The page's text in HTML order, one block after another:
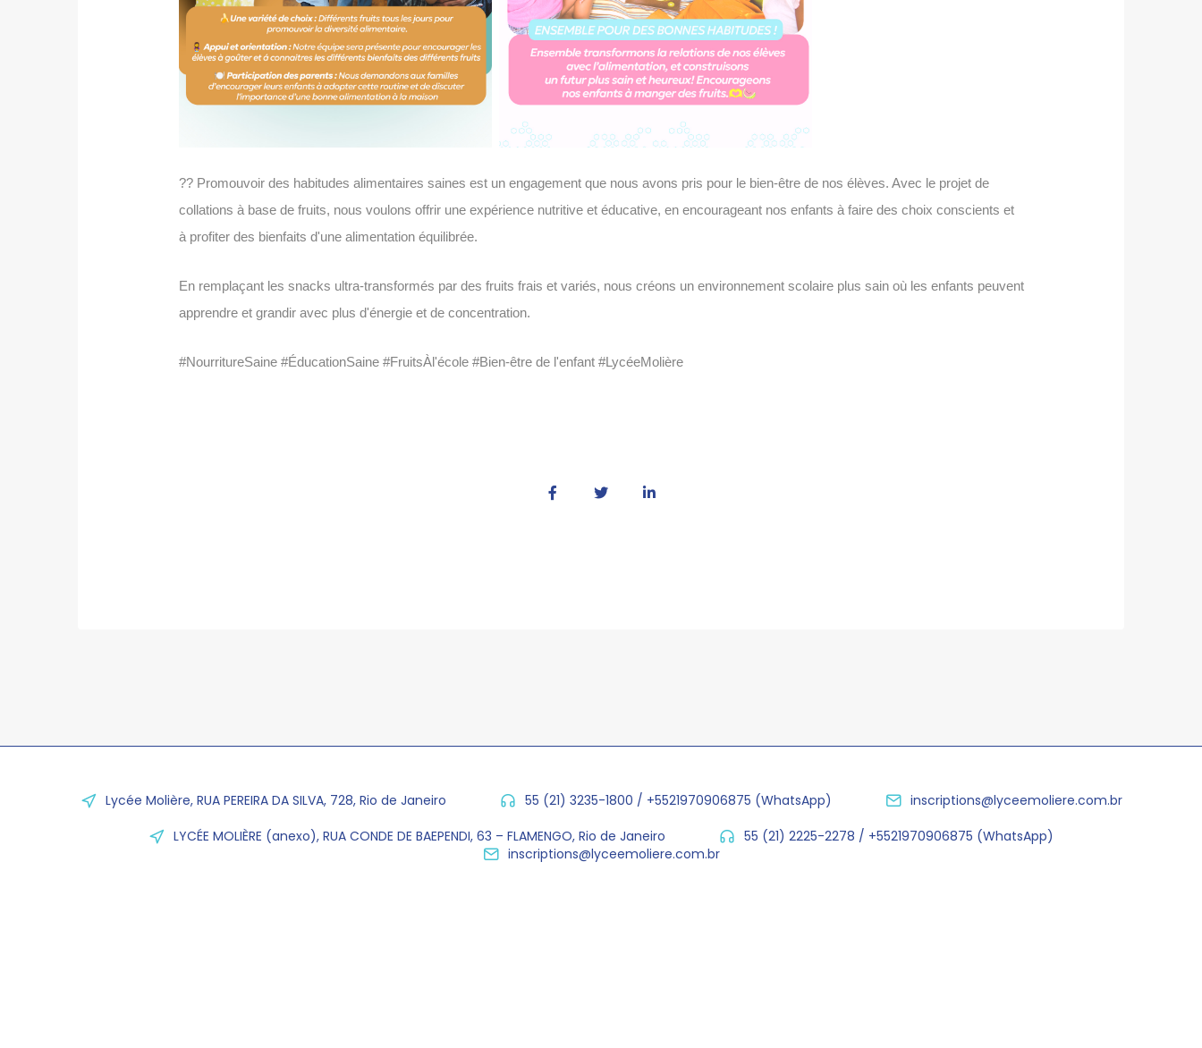
??Promouvoir des habitudes alimentaires saines est un engagement que nous avons pris pour le bien-être de nos élèves. Avec le projet de
collations à base de fruits, nous voulons offrir une expérience nutritive et éducative, en encourageant nos enfants à faire des choix conscients et
à profiter des bienfaits d'une alimentation équilibrée.
En remplaçant les snacks ultra-transformés par des fruits frais et variés, nous créons un environnement scolaire plus sain où les enfants peuvent
apprendre et grandir avec plus d'énergie et de concentration.
#NourritureSaine #ÉducationSaine #FruitsÀl'école #Bien-être de l'enfant #LycéeMolière
Lycée Molière, RUA PEREIRA DA SILVA, 728, Rio de Janeiro 55 (21) 3235-1800 / +5521970906875 (WhatsApp)
inscriptions@lyceemoliere.com.br
LYCÉE MOLIÈRE (anexo), RUA CONDE DE BAEPENDI, 63 – FLAMENGO, Rio de Janeiro
55 (21) 2225-2278 / +5521970906875 (WhatsApp)
inscriptions@lyceemoliere.com.br